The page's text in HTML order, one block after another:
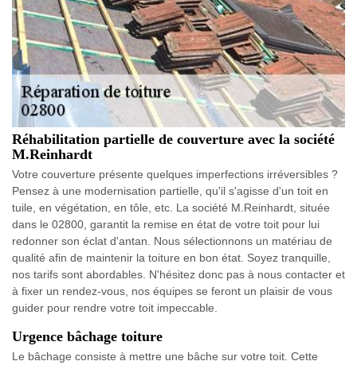
Réhabilitation partielle de couverture avec la société
M.Reinhardt
Votre couverture présente quelques imperfections irréversibles ?
Pensez à une modernisation partielle, qu'il s'agisse d'un toit en
tuile, en végétation, en tôle, etc. La société M.Reinhardt, située
dans le 02800, garantit la remise en état de votre toit pour lui
redonner son éclat d'antan. Nous sélectionnons un matériau de
qualité afin de maintenir la toiture en bon état. Soyez tranquille,
nos tarifs sont abordables. N'hésitez donc pas à nous contacter et
à fixer un rendez-vous, nos équipes se feront un plaisir de vous
guider pour rendre votre toit impeccable.
Urgence bâchage toiture
Le bâchage consiste à mettre une bâche sur votre toit. Cette